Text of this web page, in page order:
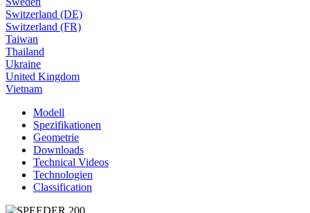
Switzerland (DE)
Switzerland (FR)
Taiwan
Thailand
Ukraine
United Kingdom
Vietnam
Modell
Spezifikationen
Geometrie
Downloads
Technical Videos
Technologien
Classification